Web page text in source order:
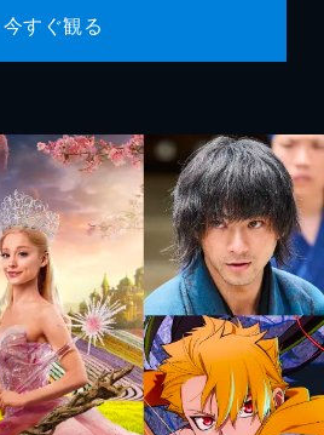
今すぐ観る